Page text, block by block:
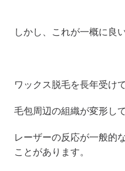
しかし、これが一概に良
ワックス脱毛を長年受け
毛包周辺の組織が変形し
レーザーの反応が一般的
ことがあります。